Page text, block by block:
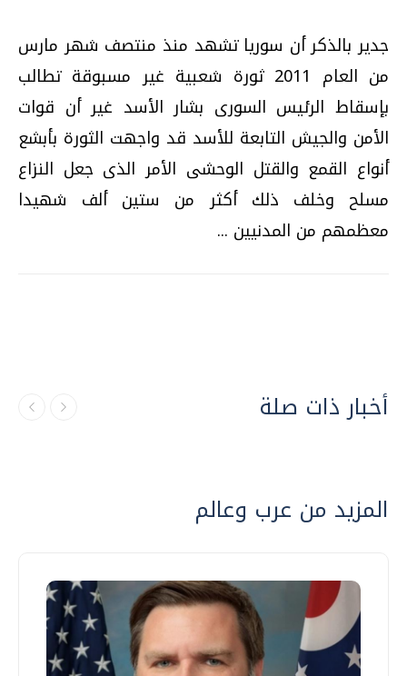
جدير بالذكر أن سوريا تشهد منذ منتصف شهر مارس
من العام 2011 ثورة شعبية غير مسبوقة تطالب
بإسقاط الرئيس السورى بشار الأسد غير أن قوات
الأمن والجيش التابعة للأسد قد واجهت الثورة بأبشع
أنواع القمع والقتل الوحشى الأمر الذى جعل النزاع
مسلح وخلف ذلك أكثر من ستين ألف شهيدا
معظمهم من المدنيين ...
أخبار ذات صلة
المزيد من عرب وعالم